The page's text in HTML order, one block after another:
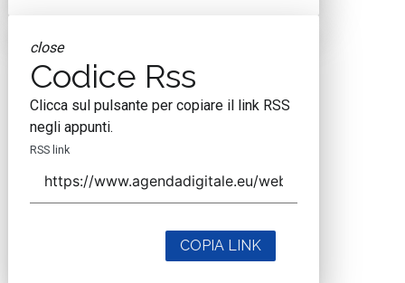
close
Codice Rss
Clicca sul pulsante per copiare il link RSS
negli appunti.
RSS link
COPIA LINK